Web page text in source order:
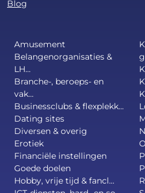
Blog
Amusement
Belangenorganisaties &
LH...
Branche-, beroeps- en
vak...
Businessclubs & flexplekk...
Dating sites
Diversen & overig
Erotiek
Financiële instellingen
Goede doelen
Hobby, vrije tijd & fancl...